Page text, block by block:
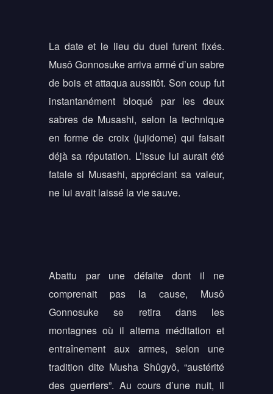
La date et le lieu du duel furent fixés.
Musô Gonnosuke arriva armé d’un sabre
de bois et attaqua aussitôt. Son coup fut
instantanément bloqué par les deux
sabres de Musashi, selon la technique
en forme de croix (jujidome) qui faisait
déjà sa réputation. L’issue lui aurait été
fatale si Musashi, appréciant sa valeur,
ne lui avait laissé la vie sauve.
Abattu par une défaite dont il ne
comprenait pas la cause, Musô
Gonnosuke se retira dans les
montagnes où il alterna méditation et
entraînement aux armes, selon une
tradition dite Musha Shûgyô, “austérité
des guerriers”. Au cours d’une nuit, il